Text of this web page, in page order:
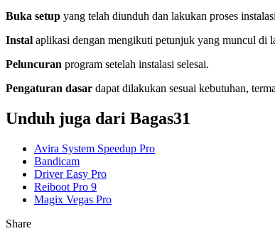
Buka setup yang telah diunduh dan lakukan proses
Instal aplikasi dengan mengikuti petunjuk yang muncul di
Peluncuran program setelah instalasi selesai.
Pengaturan dasar dapat dilakukan sesuai kebutuhan,
Unduh juga dari Bagas31
Avira System Speedup Pro
Bandicam
Driver Easy Pro
Reiboot Pro 9
Magix Vegas Pro
Share